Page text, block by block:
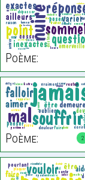
Poème:
2
Poème: